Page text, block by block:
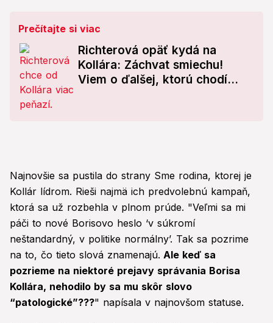
Prečítajte si viac
Richterová opäť kydá na
Kollára: Záchvat smiechu!
Viem o ďalšej, ktorú chodí...
Najnovšie sa pustila do strany Sme rodina, ktorej je
Kollár lídrom. Rieši najmä ich predvolebnú kampaň,
ktorá sa už rozbehla v plnom prúde. "Veľmi sa mi
páči to nové Borisovo heslo ‘v súkromí
neštandardný, v politike normálny’. Tak sa pozrime
na to, čo tieto slová znamenajú. Ale keď sa
pozrieme na niektoré prejavy správania Borisa
Kollára, nehodilo by sa mu skôr slovo
“patologické”???" napísala v najnovšom statuse.